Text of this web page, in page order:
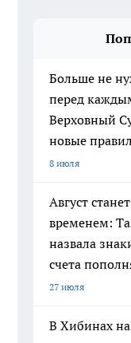
Больше не
перед
Верховный
новые
8 июля
Август
временем:
назвала
счета
27 июля
В Хибинах